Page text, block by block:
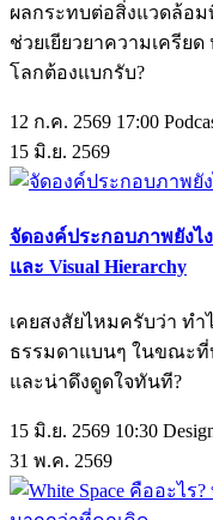
ผลกระทบต่อสิ่งแวดล้อ
ช่วยเยียวยาความเครีย
โลกต้องแบกรับ?
12 ก.ค. 2569 17:00
15 มิ.ย. 2569
จัดองค์ประกอบภาพยังไ
และ Visual Hierarchy
เคยสงสัยไหมครับว่า ท
ธรรมดาแบนๆ ในขณะ
และน่าดึงดูดใจทันที?
15 มิ.ย. 2569 10:30
31 พ.ค. 2569